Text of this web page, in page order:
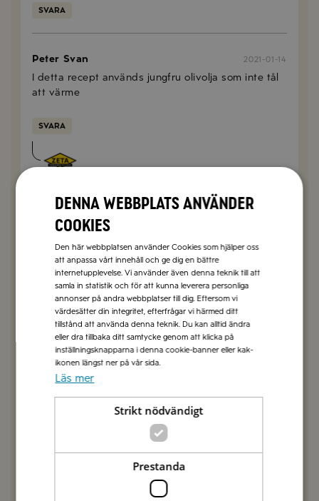
SVARA
Peter Svan 2021-01-14
I detta recept används jungfru olivolja som inte tål
att värme
SVARA
Emma Olsson
Tack för att du hörde av dig! Det går utmärkt att
steka i Extrajungfru olivolja. Smör och margarin,
som börja ryka vid 140 grader medan olivolja och
100% fett. Olivolja innehåller något som kallas för
polyfenoler som skyddar maten när man steker i
olivolja, speciellt när man steker grönsaker. Du
kan läsa mer om alla fördelar att steka i olivolja
på vår hemsida:
https://www.zeta.nu/olivolja/anvandning/?
atSection=Steka%20i%20olivolja
Hälsningar, Emma från Zeta
tillverkar och som jag och resten av familjen
Denna webbplats använder
cookies
Den här webbplatsen använder Cookies som hjälper oss
att anpassa vårt innehåll och ge dig en bättre
internetupplevelse. Vi använder även denna teknik till att
samla in statistik och för att kunna leverera personliga
annonser på andra webbplatser till dig. Eftersom vi
värdesätter din integritet, efterfrågar vi härmed ditt
tillstånd att använda denna teknik. Du kan alltid ändra
eller dra tillbaka ditt samtycke genom att klicka på
inställningsknapparna i denna cookie-banner eller kak-
ikonen längst ner på vår sida.
Läs mer
Strikt nödvändigt
Prestanda